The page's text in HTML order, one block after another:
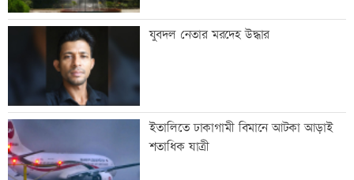
যুবদল নেতার মরদেহ উদ্ধার
ইতালিতে ঢাকাগামী বিমানে আটকা আড়াই
শতাধিক যাত্রী